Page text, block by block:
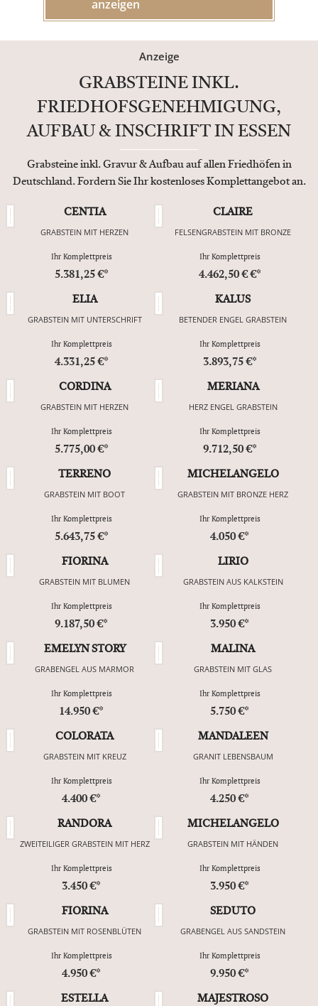
anzeigen
Anzeige
GRABSTEINE INKL.
FRIEDHOFSGENEHMIGUNG,
AUFBAU & INSCHRIFT IN ESSEN
Grabsteine inkl. Gravur & Aufbau auf allen Friedhöfen in
Deutschland. Fordern Sie Ihr kostenloses Komplettangebot an.
CENTIA
GRABSTEIN MIT HERZEN
Ihr Komplettpreis
5.381,25 €*
CLAIRE
FELSENGRABSTEIN MIT BRONZE
Ihr Komplettpreis
4.462,50 € €*
ELIA
GRABSTEIN MIT UNTERSCHRIFT
Ihr Komplettpreis
4.331,25 €*
KALUS
BETENDER ENGEL GRABSTEIN
Ihr Komplettpreis
3.893,75 €*
CORDINA
GRABSTEIN MIT HERZEN
Ihr Komplettpreis
5.775,00 €*
MERIANA
HERZ ENGEL GRABSTEIN
Ihr Komplettpreis
9.712,50 €*
TERRENO
GRABSTEIN MIT BOOT
Ihr Komplettpreis
5.643,75 €*
MICHELANGELO
GRABSTEIN MIT BRONZE HERZ
Ihr Komplettpreis
4.050 €*
FIORINA
GRABSTEIN MIT BLUMEN
Ihr Komplettpreis
9.187,50 €*
LIRIO
GRABSTEIN AUS KALKSTEIN
Ihr Komplettpreis
3.950 €*
EMELYN STORY
GRABENGEL AUS MARMOR
Ihr Komplettpreis
14.950 €*
MALINA
GRABSTEIN MIT GLAS
Ihr Komplettpreis
5.750 €*
COLORATA
GRABSTEIN MIT KREUZ
Ihr Komplettpreis
4.400 €*
MANDALEEN
GRANIT LEBENSBAUM
Ihr Komplettpreis
4.250 €*
RANDORA
ZWEITEILIGER GRABSTEIN MIT HERZ
Ihr Komplettpreis
3.450 €*
MICHELANGELO
GRABSTEIN MIT HÄNDEN
Ihr Komplettpreis
3.950 €*
FIORINA
GRABSTEIN MIT ROSENBLÜTEN
Ihr Komplettpreis
4.950 €*
SEDUTO
GRABENGEL AUS SANDSTEIN
Ihr Komplettpreis
9.950 €*
ESTELLA
MAJESTROSO